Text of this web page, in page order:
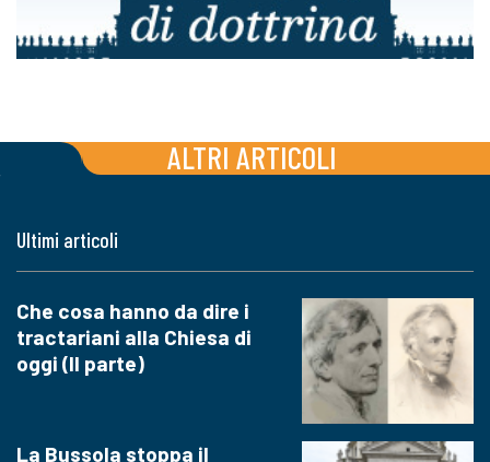
ALTRI ARTICOLI
Ultimi articoli
Che cosa hanno da dire i
tractariani alla Chiesa di
oggi (II parte)
La Bussola stoppa il